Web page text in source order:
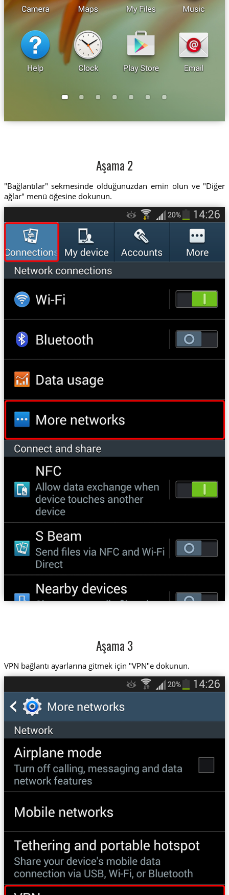
Aşama 2
"Bağlantılar" sekmesinde olduğunuzdan emin olun ve "Diğer
ağlar" menü öğesine dokunun.
Aşama 3
VPN bağlantı ayarlarına gitmek için "VPN"e dokunun.